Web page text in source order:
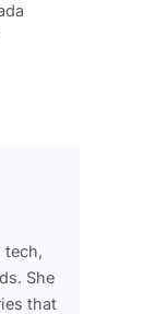
tech,
She
that